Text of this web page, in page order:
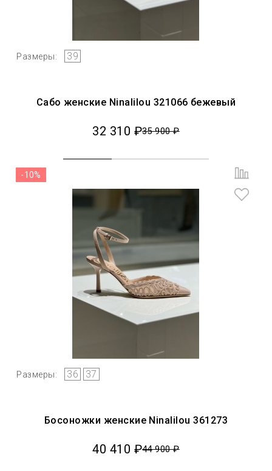
Размеры: 39
Сабо женские Ninalilou 321066 бежевый
32 310 ₽35 900 ₽
Размеры: 36 37
-10%
Босоножки женские Ninalilou 361273
40 410 ₽44 900 ₽